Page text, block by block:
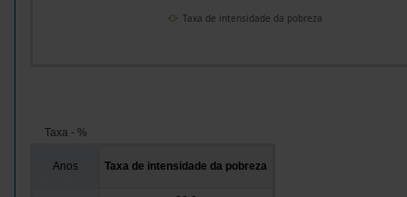
Taxa de intensidade da pobreza
Taxa - %
Anos Taxa de intensidade da pobreza